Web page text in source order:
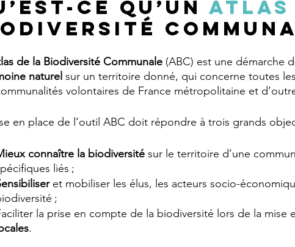
ce qu’un Atlas
de la Biodiversité Communale (ABC) est une démarche
naturel sur un territoire donné, qui concerne toutes
volontaires de France métropolitaine et
en place de l’outil ABC doit répondre à trois grands
connaître la biodiversité sur le territoire d’une
liés ;
et mobiliser les élus, les acteurs socio-
;
la prise en compte de la biodiversité lors de la mise
.